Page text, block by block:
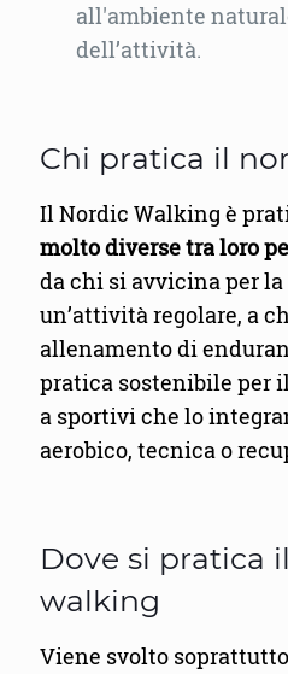
all'ambiente
dell’attività.
Chi pratica il
Il Nordic Walking è
molto diverse tra loro
da chi si avvicina per
un’attività regolare, a
allenamento di
pratica sostenibile per
a sportivi che lo
aerobico, tecnica o
Dove si pratica
walking
Viene svolto soprattutto